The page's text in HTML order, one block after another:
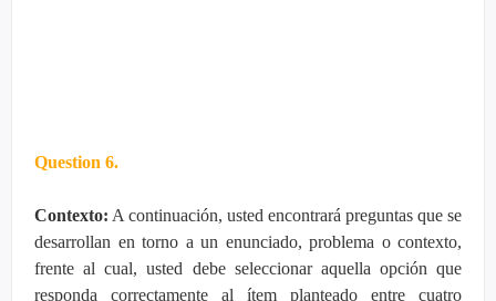
Question 6.
Contexto: A continuación, usted encontrará preguntas que se
desarrollan en torno a un enunciado, problema o contexto,
frente al cual, usted debe seleccionar aquella opción que
responda correctamente al ítem planteado entre cuatro